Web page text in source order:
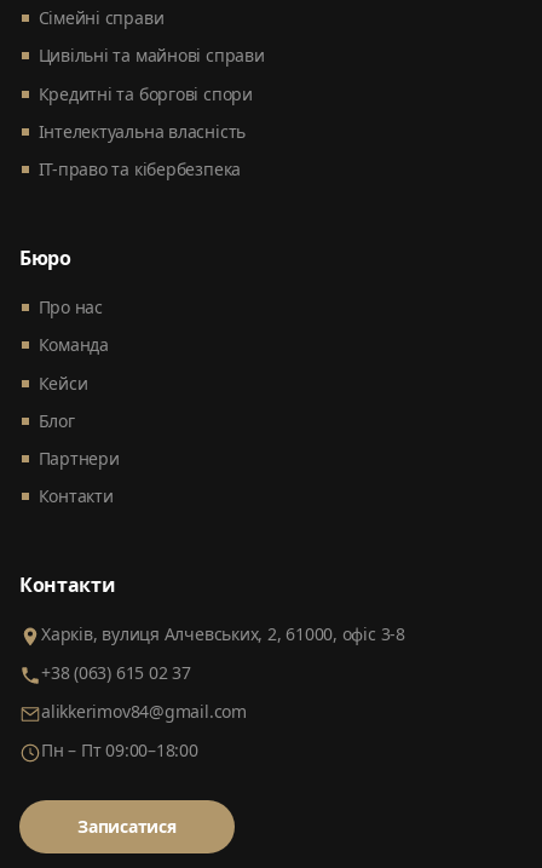
Сімейні справи
Цивільні та майнові справи
Кредитні та боргові спори
Інтелектуальна власність
ІТ-право та кібербезпека
Бюро
Про нас
Команда
Кейси
Блог
Партнери
Контакти
Контакти
Харків, вулиця Алчевських, 2, 61000, офіс 3-8
+38 (063) 615 02 37
alikkerimov84@gmail.com
Пн – Пт 09:00–18:00
Записатися